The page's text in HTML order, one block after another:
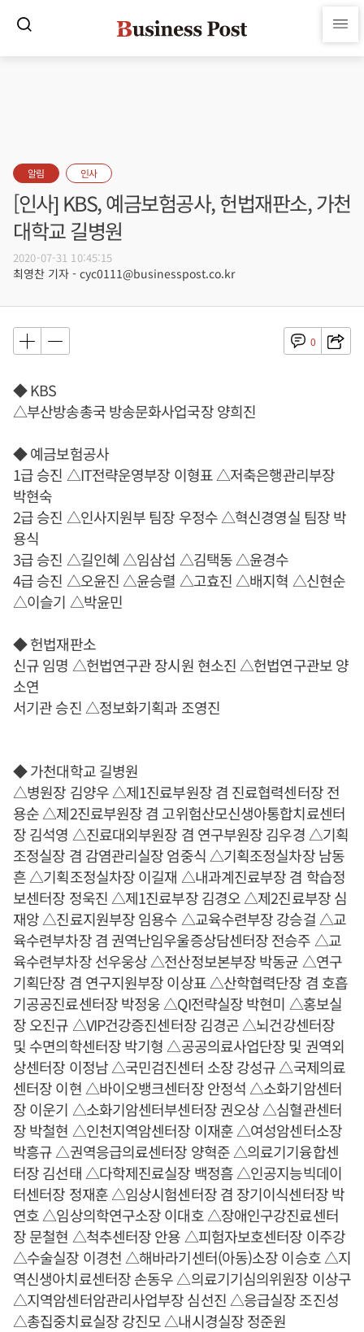
알림 인사
[인사] KBS, 예금보험공사, 헌법재판소, 가천
대학교 길병원
2020-07-31 10:45:15
최영찬 기자 - cyc0111@businesspost.co.kr
0
◆ KBS
△부산방송총국 방송문화사업국장 양희진
◆ 예금보험공사
1급 승진 △IT전략운영부장 이형표 △저축은행관리부장
박현숙
2급 승진 △인사지원부 팀장 우정수 △혁신경영실 팀장 박
용식
3급 승진 △길인혜 △임삼섭 △김택동 △윤경수
4급 승진 △오윤진 △윤승렬 △고효진 △배지혁 △신현순
△이슬기 △박윤민
◆ 헌법재판소
신규 임명 △헌법연구관 장시원 현소진 △헌법연구관보 양
소연
서기관 승진 △정보화기획과 조영진
◆ 가천대학교 길병원
△병원장 김양우 △제1진료부원장 겸 진료협력센터장 전
용순 △제2진료부원장 겸 고위험산모신생아통합치료센터
장 김석영 △진료대외부원장 겸 연구부원장 김우경 △기획
조정실장 겸 감염관리실장 엄중식 △기획조정실차장 남동
흔 △기획조정실차장 이길재 △내과계진료부장 겸 학습정
보센터장 정욱진 △제1진료부장 김경오 △제2진료부장 심
재앙 △진료지원부장 임용수 △교육수련부장 강승걸 △교
육수련부차장 겸 권역난임우울증상담센터장 전승주 △교
육수련부차장 선우웅상 △전산정보본부장 박동균 △연구
기획단장 겸 연구지원부장 이상표 △산학협력단장 겸 호흡
기공공진료센터장 박정웅 △QI전략실장 박현미 △홍보실
장 오진규 △VIP건강증진센터장 김경곤 △뇌건강센터장
및 수면의학센터장 박기형 △공공의료사업단장 및 권역외
상센터장 이정남 △국민검진센터 소장 강성규 △국제의료
센터장 이현 △바이오뱅크센터장 안정석 △소화기암센터
장 이운기 △소화기암센터부센터장 권오상 △심혈관센터
장 박철현 △인천지역암센터장 이재훈 △여성암센터소장
박흥규 △권역응급의료센터장 양혁준 △의료기기융합센
터장 김선태 △다학제진료실장 백정흠 △인공지능빅데이
터센터장 정재훈 △임상시험센터장 겸 장기이식센터장 박
연호 △임상의학연구소장 이대호 △장애인구강진료센터
장 문철현 △척추센터장 안용 △피험자보호센터장 이주강
△수술실장 이경천 △해바라기센터(아동)소장 이승호 △지
역신생아치료센터장 손동우 △의료기기심의위원장 이상구
△지역암센터암관리사업부장 심선진 △응급실장 조진성
△총집중치료실장 강진모 △내시경실장 정준원